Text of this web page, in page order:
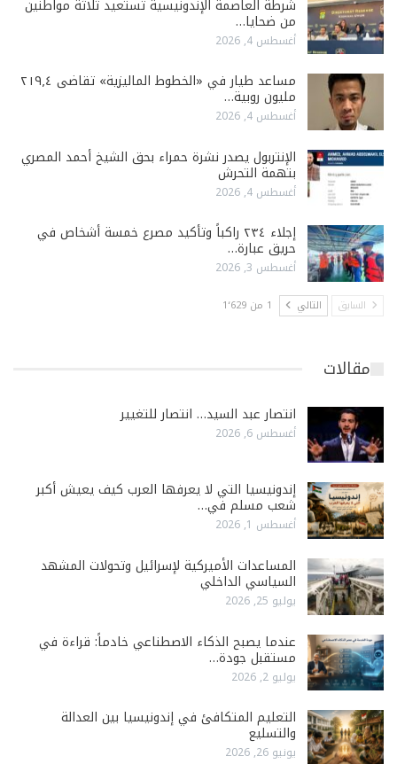
شرطة العاصمة الإندونيسية تستعيد ثلاثة مواطنين
من ضحايا…
أغسطس 4, 2026
مساعد طيار في «الخطوط الماليزية» تقاضى ٢١٩٫٤
مليون روبية…
أغسطس 4, 2026
الإنتربول يصدر نشرة حمراء بحق الشيخ أحمد المصري
بتهمة التحرش
أغسطس 4, 2026
إجلاء ٢٣٤ راكباً وتأكيد مصرع خمسة أشخاص في
حريق عبارة…
أغسطس 3, 2026
السابق التالي 1 من 1٬629
مقالات
انتصار عبد السيد… انتصار للتغيير
أغسطس 6, 2026
إندونيسيا التي لا يعرفها العرب كيف يعيش أكبر
شعب مسلم في…
أغسطس 1, 2026
المساعدات الأميركية لإسرائيل وتحولات المشهد
السياسي الداخلي
يوليو 25, 2026
عندما يصبح الذكاء الاصطناعي خادماً: قراءة في
مستقبل جودة…
يوليو 2, 2026
التعليم المتكافئ في إندونيسيا بين العدالة
والتسليع
يونيو 26, 2026